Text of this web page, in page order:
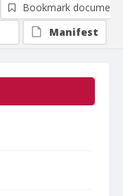
Bookmark document
Manifest